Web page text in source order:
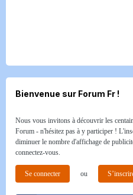
Bienvenue sur Forum Fr !
Nous vous invitons à découvrir les
Forum - n'hésitez pas à y participer !
diminuer le nombre d'affichage de
connectez-vous.
Se connecter ou